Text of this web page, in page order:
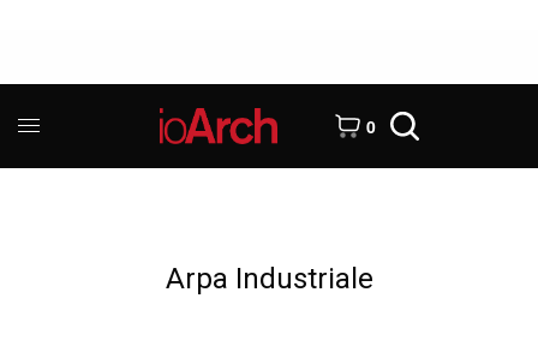
0
Arpa Industriale